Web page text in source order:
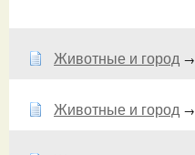
Животные и город →
Животные и город →